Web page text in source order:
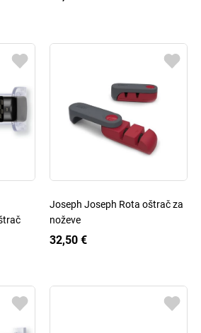
Joseph Joseph Rota oštrač za
noževe
32,50 €